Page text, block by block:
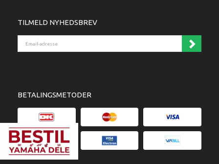
TILMELD NYHEDSBREV
BETALINGSMETODER